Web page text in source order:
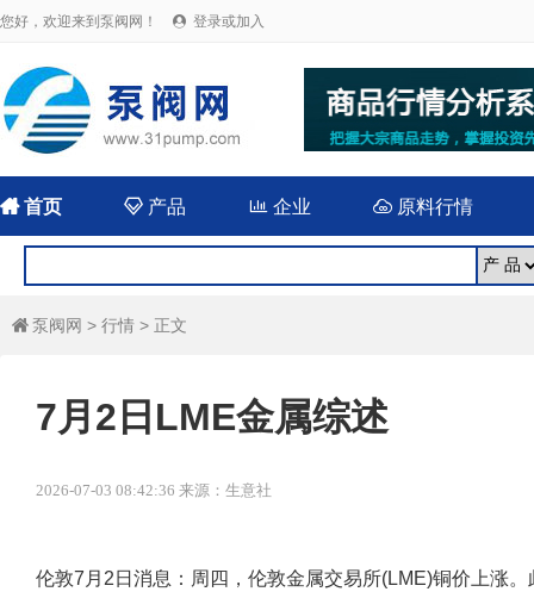
您好，欢迎来到泵阀网！  登录或加入
首页  产品 企业 原料行情
 泵阀网 > 行情 > 正文
7月2日LME金属综述
2026-07-03 08:42:36 来源：生意社
伦敦7月2日消息：周四，伦敦金属交易所(LME)铜价上涨